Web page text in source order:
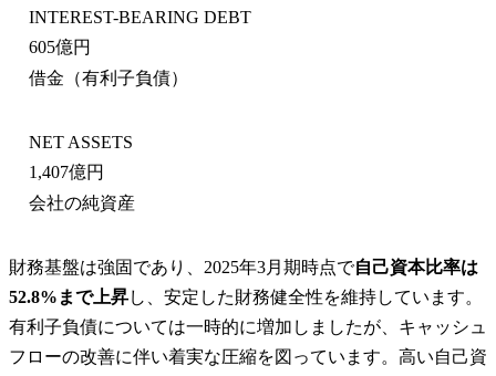
INTEREST-BEARING DEBT
605億円
借金（有利子負債）
NET ASSETS
1,407億円
会社の純資産
財務基盤は強固であり、2025年3月期時点で自己資本比率は
52.8%まで上昇し、安定した財務健全性を維持しています。
有利子負債については一時的に増加しましたが、キャッシュ
フローの改善に伴い着実な圧縮を図っています。高い自己資